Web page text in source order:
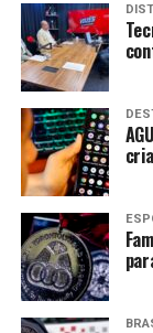
Rio de Janeiro
Evangelista,
Estudos da
A diretora-
explica que o